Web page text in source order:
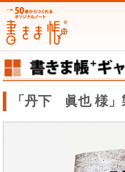
「丹下 眞也 様」